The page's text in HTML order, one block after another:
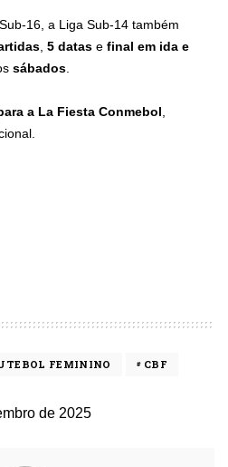
16, a Liga Sub-14 também
5 datas e final em ida e
sábados
a La Fiesta Conmebol
FEMININO
CBF
de 2025